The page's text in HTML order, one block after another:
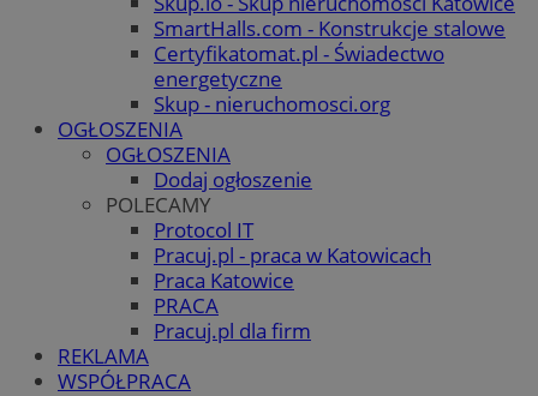
SmartHalls.com - Konstrukcje stalowe
Certyfikatomat.pl - Świadectwo
energetyczne
Skup - nieruchomosci.org
OGŁOSZENIA
OGŁOSZENIA
Dodaj ogłoszenie
POLECAMY
Protocol IT
Pracuj.pl - praca w Katowicach
Praca Katowice
PRACA
Pracuj.pl dla firm
REKLAMA
WSPÓŁPRACA